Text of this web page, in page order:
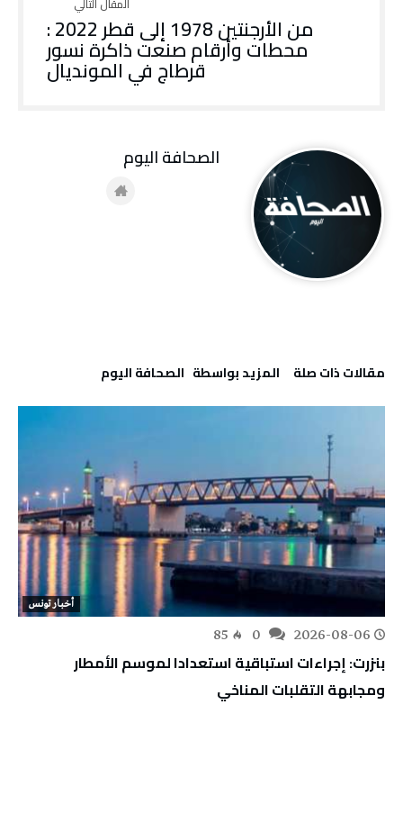
من الأرجنتين 1978 إلى قطر 2022 :
محطات وأرقام صنعت ذاكرة نسور
قرطاج في المونديال
‫مقالات ذات صلة‬ ‫‫المزيد بواسطة‬ ‬ ‭ ‬الصحافة‭ ‬اليوم
أخبار تونس
2026-08-06
85
بنزرت: إجراءات استباقية استعدادا لموسم الأمطار
ومجابهة التقلبات المناخي